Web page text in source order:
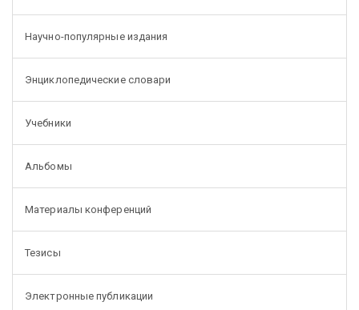
Научно-популярные издания
Энциклопедические словари
Учебники
Альбомы
Материалы конференций
Тезисы
Электронные публикации